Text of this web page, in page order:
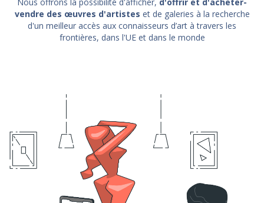
vendre des œuvres d'artistes et de galeries à la recherche
d'un meilleur accès aux connaisseurs d’art à travers les
frontières, dans l'UE et dans le monde